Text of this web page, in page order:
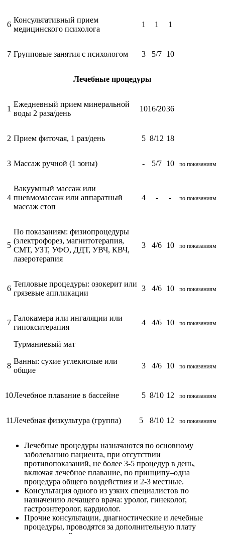
6
Консультативный прием
медицинского психолога
1 1 1
7 Групповые занятия с психологом 3 5/7 10
Лечебные процедуры
1
Ежедневный прием минеральной
воды 2 раза/день
1016/2036
2 Прием фиточая, 1 раз/день 5 8/12 18
3 Массаж ручной (1 зоны) - 5/7 10 по показаниям
4
Вакуумный массаж или
пневмомассаж или аппаратный
массаж стоп
4 - - по показаниям
5
По показаниям: физиопроцедуры
(электрофорез, магнитотерапия,
СМТ, УЗТ, УФО, ДДТ, УВЧ, КВЧ,
лазеротерапия
3 4/6 10 по показаниям
6
Тепловые процедуры: озокерит или
грязевые аппликации
3 4/6 10 по показаниям
7
Галокамера или ингаляции или
гипокситерапия
4 4/6 10 по показаниям
Турманиевый мат
8
Ванны: cухие углекислые или
общие
3 4/6 10 по показаниям
10Лечебное плавание в бассейне 5 8/10 12 по показаниям
11Лечебная физкультура (группа) 5 8/10 12 по показаниям
Лечебные процедуры назначаются по основному
заболеванию пациента, при отсутствии
противопоказаний, не более 3-5 процедур в день,
включая лечебное плавание, по принципу–одна
процедура общего воздействия и 2-3 местные.
Консультация одного из узких специалистов по
назначению лечащего врача: уролог, гинеколог,
гастроэнтеролог, кардиолог.
Прочие консультации, диагностические и лечебные
процедуры, проводятся за дополнительную плату